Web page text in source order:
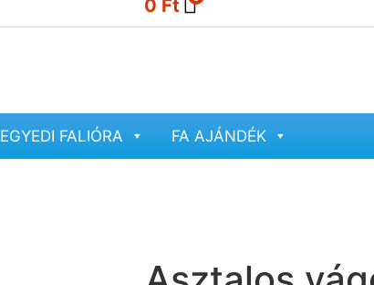
0 Ft
EGYEDI FALIÓRA FA AJÁNDÉK